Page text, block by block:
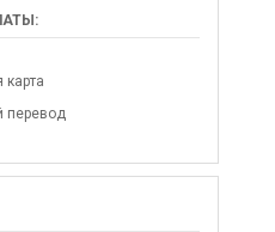
карта
перевод